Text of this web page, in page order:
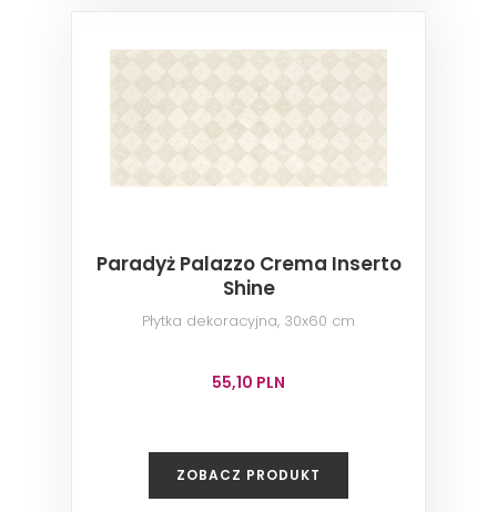
Paradyż Palazzo Crema Inserto
Shine
Płytka dekoracyjna, 30x60 cm
55,10 PLN
ZOBACZ PRODUKT